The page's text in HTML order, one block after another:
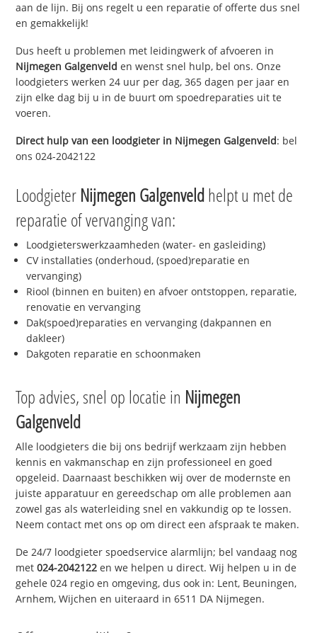
aan de lijn. Bij ons regelt u een reparatie of offerte dus snel
en gemakkelijk!
Dus heeft u problemen met leidingwerk of afvoeren in
Nijmegen Galgenveld en wenst snel hulp, bel ons. Onze
loodgieters werken 24 uur per dag, 365 dagen per jaar en
zijn elke dag bij u in de buurt om spoedreparaties uit te
voeren.
Direct hulp van een loodgieter in Nijmegen Galgenveld: bel
ons 024-2042122
Loodgieter Nijmegen Galgenveldhelpt u met de
reparatie of vervanging van:
Loodgieterswerkzaamheden (water- en gasleiding)
CV installaties (onderhoud, (spoed)reparatie en
vervanging)
Riool (binnen en buiten) en afvoer ontstoppen, reparatie,
renovatie en vervanging
Dak(spoed)reparaties en vervanging (dakpannen en
dakleer)
Dakgoten reparatie en schoonmaken
Top advies, snel op locatie in Nijmegen
Galgenveld
Alle loodgieters die bij ons bedrijf werkzaam zijn hebben
kennis en vakmanschap en zijn professioneel en goed
opgeleid. Daarnaast beschikken wij over de modernste en
juiste apparatuur en gereedschap om alle problemen aan
zowel gas als waterleiding snel en vakkundig op te lossen.
Neem contact met ons op om direct een afspraak te maken.
De 24/7 loodgieter spoedservice alarmlijn; bel vandaag nog
met024-2042122 en we helpen u direct. Wij helpen u in de
gehele 024 regio en omgeving, dus ook in: Lent, Beuningen,
Arnhem, Wijchen en uiteraard in 6511 DA Nijmegen.